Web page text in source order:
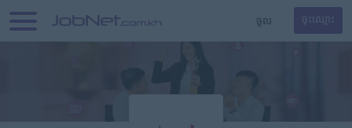
ចូល ចុះឈ្មោះ